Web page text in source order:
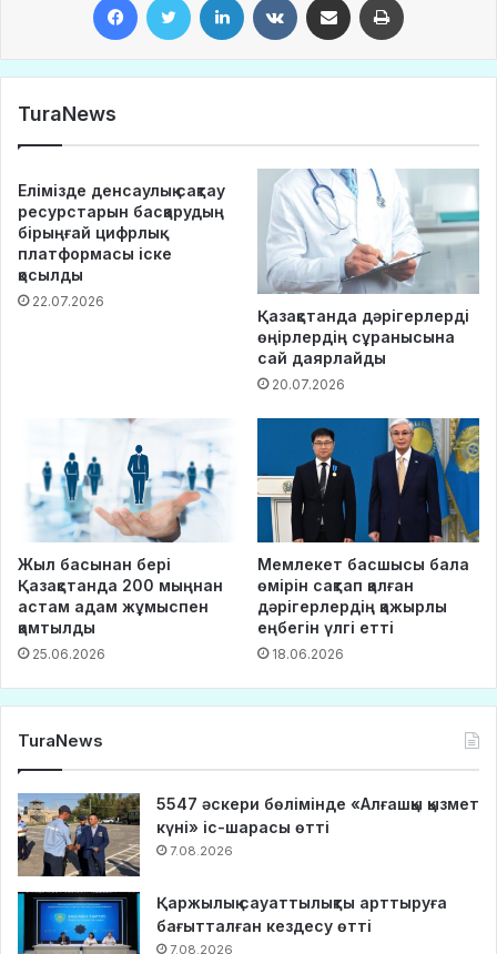
TuraNews
Елімізде денсаулық сақтау
ресурстарын басқарудың
бірыңғай цифрлық
платформасы іске
қосылды
22.07.2026
Қазақстанда дәрігерлерді
өңірлердің сұранысына
сай даярлайды
20.07.2026
Жыл басынан бері
Қазақстанда 200 мыңнан
астам адам жұмыспен
қамтылды
25.06.2026
Мемлекет басшысы бала
өмірін сақтап қалған
дәрігерлердің қажырлы
еңбегін үлгі етті
18.06.2026
TuraNews
5547 әскери бөлімінде «Алғашқы қызмет
күні» іс-шарасы өтті
7.08.2026
Қаржылық сауаттылықты арттыруға
бағытталған кездесу өтті
7.08.2026